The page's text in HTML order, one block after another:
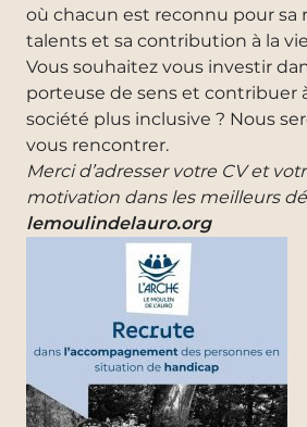
où chacun est reconnu pour sa
talents et sa contribution à la
Vous souhaitez vous investir
porteuse de sens et contribuer
société plus inclusive ? Nous
vous rencontrer.
Merci d’adresser votre CV et
motivation dans les meilleurs
lemoulindelauro.org